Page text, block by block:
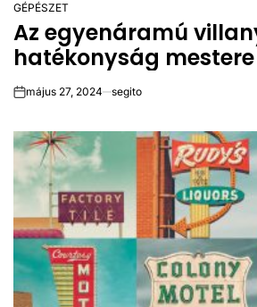
POSTED
IN
GÉPÉSZET
Az egyenáramú
hatékonyság mestere
onmájus 27, 2024 segito